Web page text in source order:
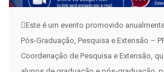
Este é um evento promovido
Pós-Graduação, Pesquisa e Extensão –
Coordenação de Pesquisa e Extensão,